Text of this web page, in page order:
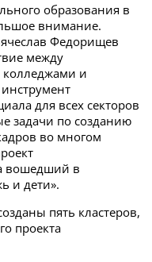
образования в
внимание.
Федорищев
между
колледжами и
для всех секторов
задачи по созданию
во многом
вошедший в
и дети».
пять кластеров,
проекта